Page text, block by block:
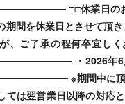
□□休業日の
期間を休業日とさせて頂
、ご了承の程何卒宜しく
・2026年6
※期間中に頂
ては翌営業日以降の対応と